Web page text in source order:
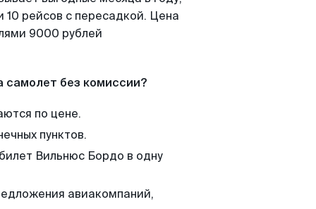
рейсов с пересадкой. Цена
9000 рублей
самолет без комиссии?
по цене.
пунктов.
Вильнюс Бордо в одну
авиакомпаний,